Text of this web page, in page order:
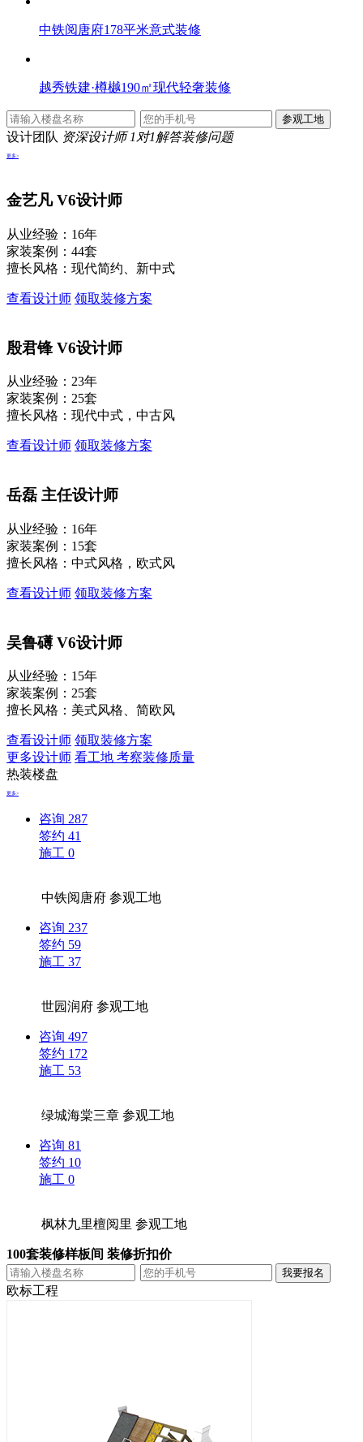
中铁阅唐府178平米意式装修
越秀铁建·樽樾190㎡现代轻奢装修
设计团队 资深设计师 1对1解答装修问题
更多>
金艺凡V6设计师
从业经验：16年
家装案例：44套
擅长风格：现代简约、新中式
查看设计师 领取装修方案
殷君锋 V6设计师
从业经验：23年
家装案例：25套
擅长风格：现代中式，中古风
查看设计师 领取装修方案
岳磊 主任设计师
从业经验：16年
家装案例：15套
擅长风格：中式风格，欧式风
查看设计师 领取装修方案
吴鲁礡V6设计师
从业经验：15年
家装案例：25套
擅长风格：美式风格、简欧风
查看设计师 领取装修方案
更多设计师 看工地 考察装修质量
热装楼盘
更多>
咨询 287
签约 41
施工 0
中铁阅唐府参观工地
咨询 237
签约 59
施工 37
世园润府参观工地
咨询 497
签约 172
施工 53
绿城海棠三章参观工地
咨询 81
签约 10
施工 0
枫林九里檀阅里参观工地
100套装修样板间 装修折扣价
欧标工程